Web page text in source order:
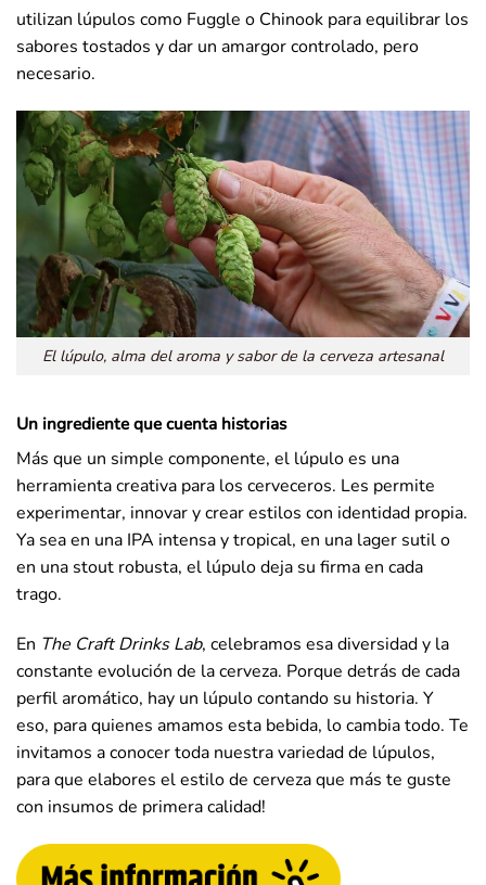
utilizan lúpulos como Fuggle o Chinook para equilibrar los
sabores tostados y dar un amargor controlado, pero
necesario.
El lúpulo, alma del aroma y sabor de la cerveza artesanal
Un ingrediente que cuenta historias
Más que un simple componente, el lúpulo es una
herramienta creativa para los cerveceros. Les permite
experimentar, innovar y crear estilos con identidad propia.
Ya sea en una IPA intensa y tropical, en una lager sutil o
en una stout robusta, el lúpulo deja su firma en cada
trago.
En The Craft Drinks Lab, celebramos esa diversidad y la
constante evolución de la cerveza. Porque detrás de cada
perfil aromático, hay un lúpulo contando su historia. Y
eso, para quienes amamos esta bebida, lo cambia todo. Te
invitamos a conocer toda nuestra variedad de lúpulos,
para que elabores el estilo de cerveza que más te guste
con insumos de primera calidad!